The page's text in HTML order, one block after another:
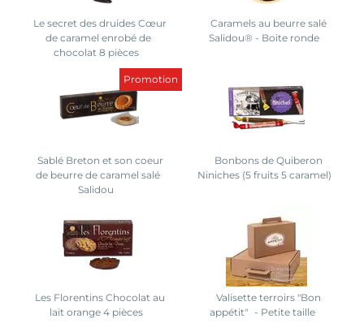
Le secret des druides Cœur
de caramel enrobé de
chocolat 8 pièces
Caramels au beurre salé
Salidou® - Boite ronde
Promotion
Sablé Breton et son coeur
de beurre de caramel salé
Salidou
Bonbons de Quiberon
Niniches (5 fruits 5 caramel)
Les Florentins Chocolat au
lait orange 4 pièces
Valisette terroirs "Bon
appétit" - Petite taille